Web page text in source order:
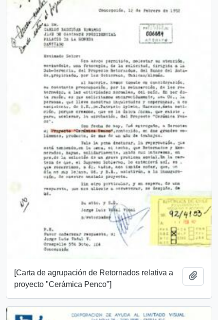
[Carta de agrupación de Retornados relativa a
proyecto "Cerámica Penco"]